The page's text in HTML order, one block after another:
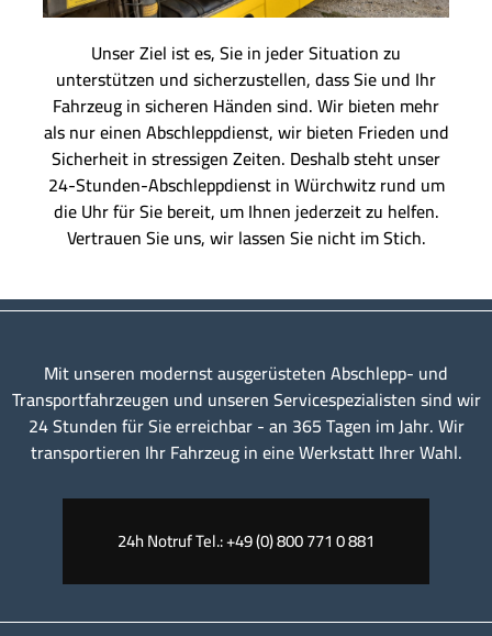
Unser Ziel ist es, Sie in jeder Situation zu
unterstützen und sicherzustellen, dass Sie und Ihr
Fahrzeug in sicheren Händen sind. Wir bieten mehr
als nur einen Abschleppdienst, wir bieten Frieden und
Sicherheit in stressigen Zeiten. Deshalb steht unser
24-Stunden-Abschleppdienst in Würchwitz rund um
die Uhr für Sie bereit, um Ihnen jederzeit zu helfen.
Vertrauen Sie uns, wir lassen Sie nicht im Stich.
Mit unseren modernst ausgerüsteten Abschlepp- und
Transportfahrzeugen und unseren Servicespezialisten sind wir
24 Stunden für Sie erreichbar - an 365 Tagen im Jahr. Wir
transportieren Ihr Fahrzeug in eine Werkstatt Ihrer Wahl.
24h Notruf Tel.: +49 (0) 800 771 0 881